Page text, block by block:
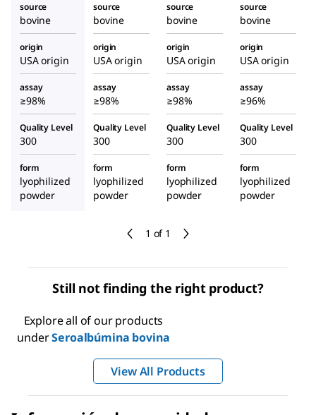
1 of 1
source
bovine
source
bovine
source
bovine
source
bovine
origin
USA origin
origin
USA origin
origin
USA origin
origin
USA origin
assay
≥98%
assay
≥98%
assay
≥98%
assay
≥96%
Quality Level
300
Quality Level
300
Quality Level
300
Quality Level
300
form
lyophilized
powder
form
lyophilized
powder
form
lyophilized
powder
form
lyophilized
powder
Still not finding the right product?
Explore all of our products
underSeroalbúmina bovina
View All Products